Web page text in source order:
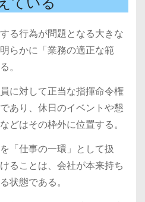
る行為が問題となる大きな
らかに「業務の適正な範
。
に対して正当な指揮命令権
あり、休日のイベントや懇
どはその枠外に位置する。
「仕事の一環」として扱
ることは、会社が本来持ち
状態である。